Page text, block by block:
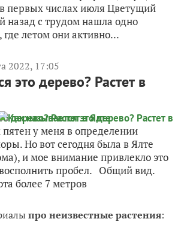
первых числах июля Цветущий
назад с трудом нашла одно
где летом они активно...
2022, 17:05
это дерево? Растет в
у меня в определении
Но вот сегодня была в Ялте
и мое внимание привлекло это
пробел. Общий вид.
более 7 метров
про неизвестные растения: